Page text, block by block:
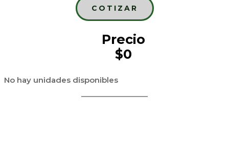
COTIZAR
Precio
$0
No hay unidades disponibles